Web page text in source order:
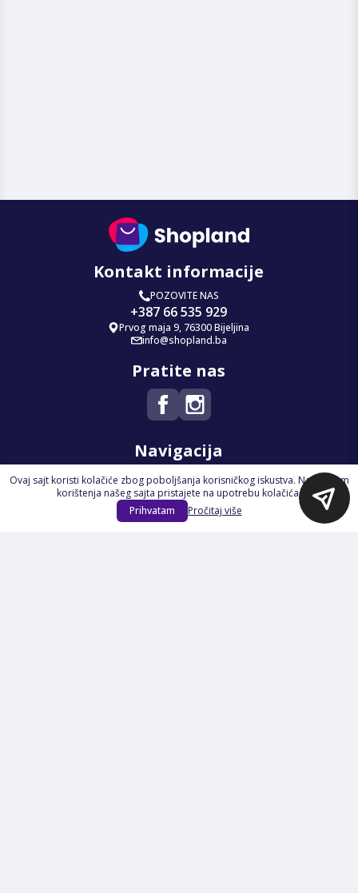
Kontakt informacije
POZOVITE NAS
+387 66 535 929
Prvog maja 9, 76300 Bijeljina
info@shopland.ba
Pratite nas
Navigacija
Početna
Na Akciji
Izdvajamo
Ovaj sajt koristi kolačiće zbog poboljšanja korisničkog iskustva. Nastavkom
korištenja našeg sajta pristajete na upotrebu kolačića.
Prihvatam
Pročitaj više